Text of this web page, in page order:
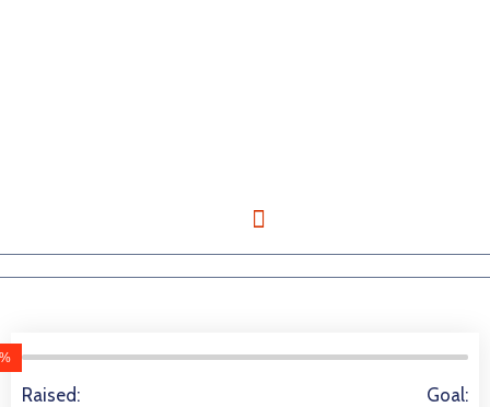
%
Raised: Goal: